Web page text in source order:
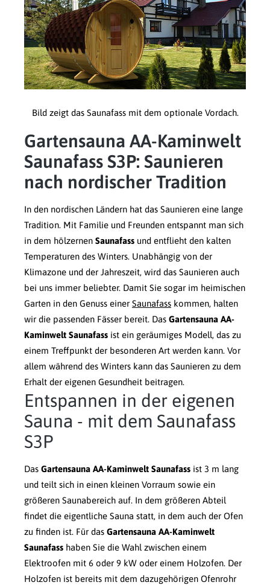
Bild zeigt das Saunafass mit dem optionale Vordach.
Gartensauna AA-Kaminwelt
Saunafass S3P: Saunieren
nach nordischer Tradition
In den nordischen Ländern hat das Saunieren eine lange
Tradition. Mit Familie und Freunden entspannt man sich
in dem hölzernen Saunafass und entflieht den kalten
Temperaturen des Winters. Unabhängig von der
Klimazone und der Jahreszeit, wird das Saunieren auch
bei uns immer beliebter. Damit Sie sogar im heimischen
Garten in den Genuss einer Saunafass kommen, halten
wir die passenden Fässer bereit. Das Gartensauna AA-
Kaminwelt Saunafass ist ein geräumiges Modell, das zu
einem Treffpunkt der besonderen Art werden kann. Vor
allem während des Winters kann das Saunieren zu dem
Erhalt der eigenen Gesundheit beitragen.
Entspannen in der eigenen
Sauna - mit dem Saunafass
S3P
Das Gartensauna AA-Kaminwelt Saunafass ist 3 m lang
und teilt sich in einen kleinen Vorraum sowie ein
größeren Saunabereich auf. In dem größeren Abteil
findet die eigentliche Sauna statt, in dem auch der Ofen
zu finden ist. Für das Gartensauna AA-Kaminwelt
Saunafass haben Sie die Wahl zwischen einem
Elektroofen mit 6 oder 9 kW oder einem Holzofen. Der
Holzofen ist bereits mit dem dazugehörigen Ofenrohr